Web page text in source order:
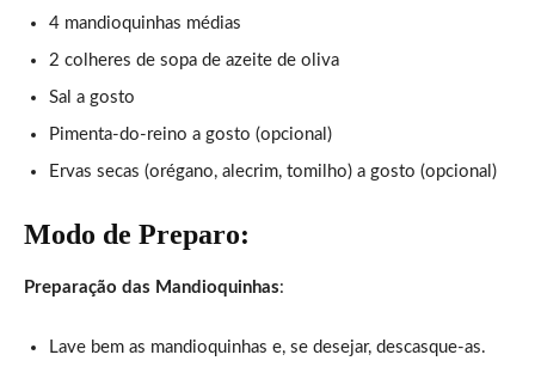
4 mandioquinhas médias
2 colheres de sopa de azeite de oliva
Sal a gosto
Pimenta-do-reino a gosto (opcional)
Ervas secas (orégano, alecrim, tomilho) a gosto (opcional)
Modo de Preparo:
Preparação das Mandioquinhas:
Lave bem as mandioquinhas e, se desejar, descasque-as.